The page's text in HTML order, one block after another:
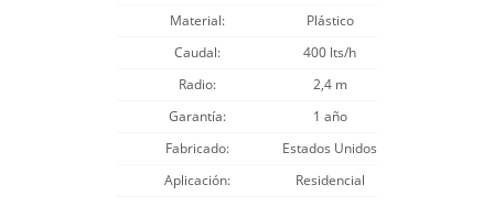
Material
Plástico
Caudal
400 lts/h
Radio
2,4 m
Garantía
1 año
Fabricado
Estados Unidos
Aplicación
Residencial